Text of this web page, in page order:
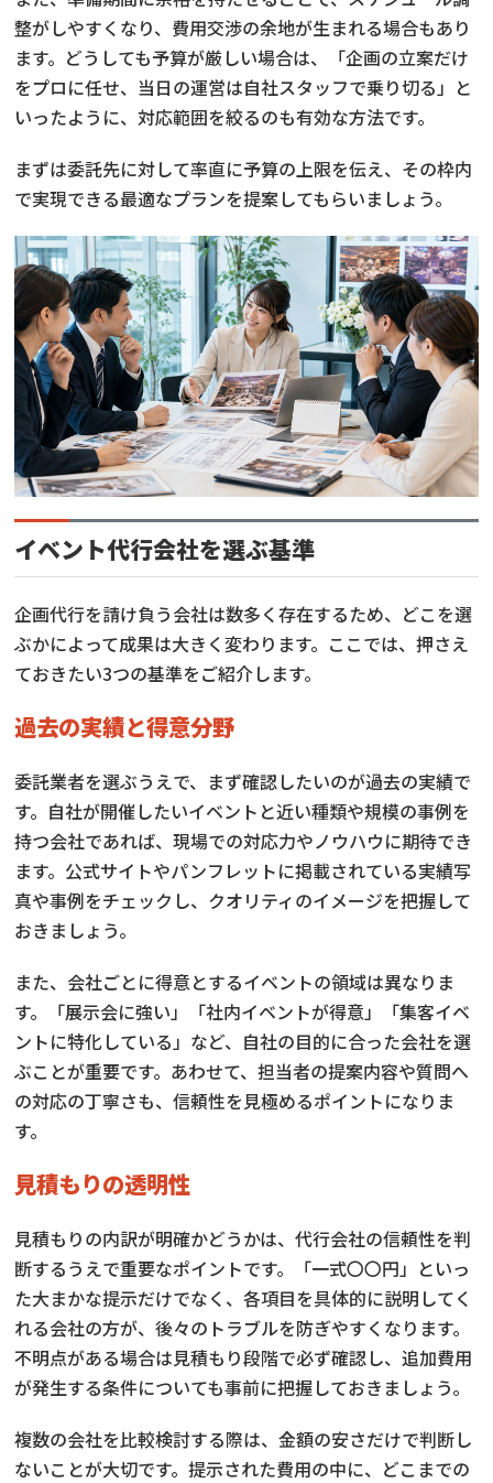
整がしやすくなり、費用交渉の余地が生まれる場合もあり
ます。どうしても予算が厳しい場合は、「企画の立案だけ
をプロに任せ、当日の運営は自社スタッフで乗り切る」と
いったように、対応範囲を絞るのも有効な方法です。
まずは委託先に対して率直に予算の上限を伝え、その枠内
で実現できる最適なプランを提案してもらいましょう。
イベント代行会社を選ぶ基準
企画代行を請け負う会社は数多く存在するため、どこを選
ぶかによって成果は大きく変わります。ここでは、押さえ
ておきたい3つの基準をご紹介します。
過去の実績と得意分野
委託業者を選ぶうえで、まず確認したいのが過去の実績で
す。自社が開催したいイベントと近い種類や規模の事例を
持つ会社であれば、現場での対応力やノウハウに期待でき
ます。公式サイトやパンフレットに掲載されている実績写
真や事例をチェックし、クオリティのイメージを把握して
おきましょう。
また、会社ごとに得意とするイベントの領域は異なりま
す。「展示会に強い」「社内イベントが得意」「集客イベ
ントに特化している」など、自社の目的に合った会社を選
ぶことが重要です。あわせて、担当者の提案内容や質問へ
の対応の丁寧さも、信頼性を見極めるポイントになりま
す。
見積もりの透明性
見積もりの内訳が明確かどうかは、代行会社の信頼性を判
断するうえで重要なポイントです。「一式〇〇円」といっ
た大まかな提示だけでなく、各項目を具体的に説明してく
れる会社の方が、後々のトラブルを防ぎやすくなります。
不明点がある場合は見積もり段階で必ず確認し、追加費用
が発生する条件についても事前に把握しておきましょう。
複数の会社を比較検討する際は、金額の安さだけで判断し
ないことが大切です。提示された費用の中に、どこまでの